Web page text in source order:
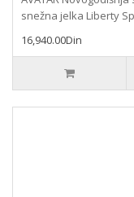
snežna jelka Liberty
16,940.00Din